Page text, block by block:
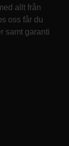
allt från
oss får du
samt garanti